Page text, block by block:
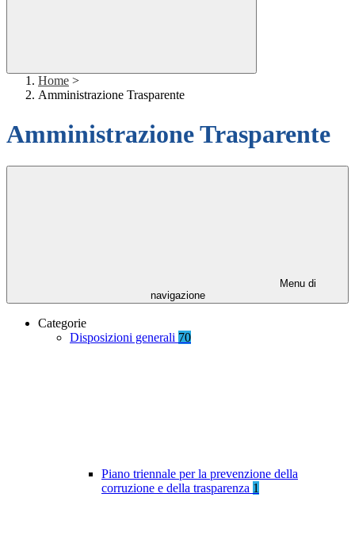
Home >
Amministrazione Trasparente
Amministrazione Trasparente
Menu di
navigazione
Categorie
Disposizioni generali 70
Piano triennale per la prevenzione della
corruzione e della trasparenza 1